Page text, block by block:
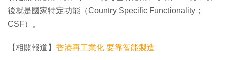
後就是國家特定功能（Country Specific Functionality；
CSF）。
【相關報道】 香港再工業化 要靠智能製造